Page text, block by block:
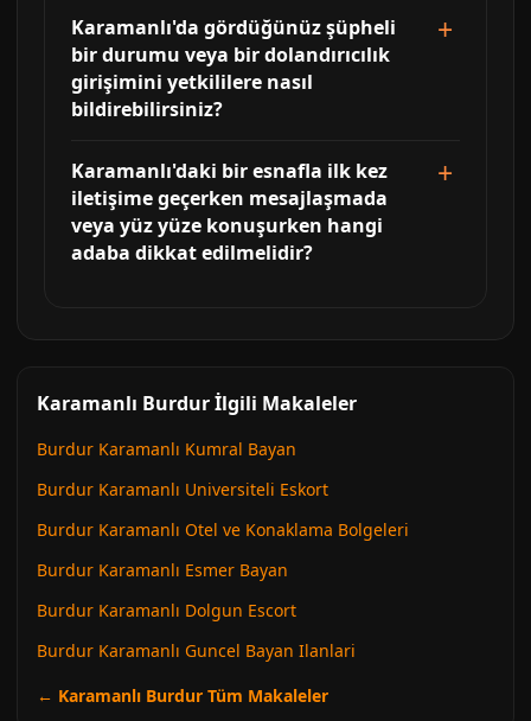
Karamanlı'da gördüğünüz şüpheli
bir durumu veya bir dolandırıcılık
girişimini yetkililere nasıl
bildirebilirsiniz?
Karamanlı'daki bir esnafla ilk kez
iletişime geçerken mesajlaşmada
veya yüz yüze konuşurken hangi
adaba dikkat edilmelidir?
Karamanlı Burdur İlgili Makaleler
Burdur Karamanlı Kumral Bayan
Burdur Karamanlı Universiteli Eskort
Burdur Karamanlı Otel ve Konaklama Bolgeleri
Burdur Karamanlı Esmer Bayan
Burdur Karamanlı Dolgun Escort
Burdur Karamanlı Guncel Bayan Ilanlari
← Karamanlı Burdur Tüm Makaleler